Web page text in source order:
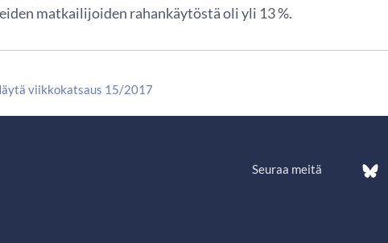
matkailijoiden rahankäytöstä oli yli 13 %.
viikkokatsaus 15/2017
Seuraa meitä